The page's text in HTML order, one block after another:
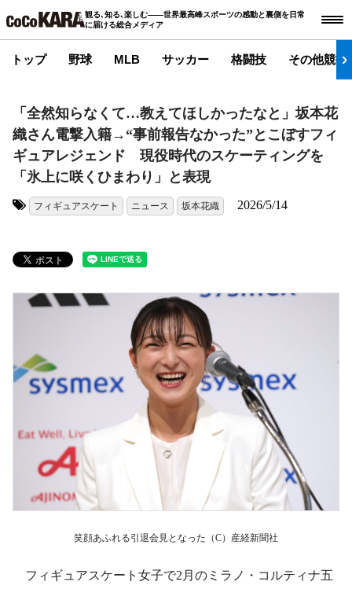
観る､知る､楽しむ――世界最高峰スポーツの感動と裏側を日常
に届ける総合メディア
トップ 野球 MLB サッカー 格闘技 その他競技
「全然知らなくて…教えてほしかったなと」坂本花
織さん電撃入籍→“事前報告なかった”とこぼすフィ
ギュアレジェンド 現役時代のスケーティングを
「氷上に咲くひまわり」と表現
フィギュアスケート ニュース 坂本花織 2026/5/14
笑顔あふれる引退会見となった（C）産経新聞社
フィギュアスケート女子で2月のミラノ・コルティナ五